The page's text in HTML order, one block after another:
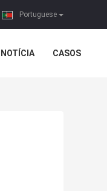
Portuguese
|
NOTÍCIA CASOS